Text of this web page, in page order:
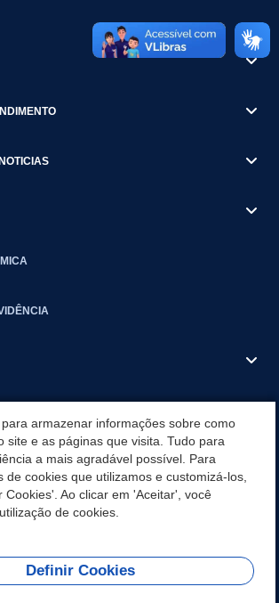
CONVOCAÇÃO
À PROJETOS CULTURAIS - INÁCIO
armazenar informações sobre como
site e as páginas que visita. Tudo para
a mais agradável possível. Para
de cookies que utilizamos e customizá-los,
Cookies'. Ao clicar em 'Aceitar', você
de cookies.
Definir Cookies